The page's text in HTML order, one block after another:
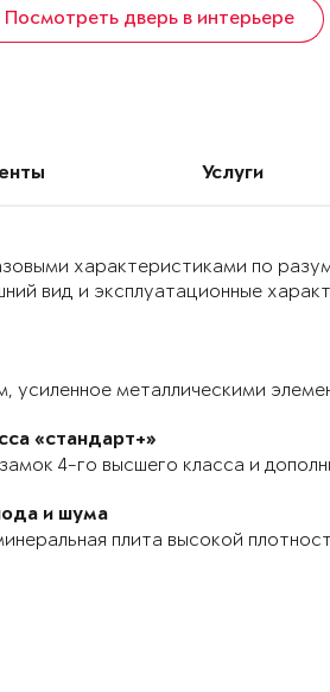
Посмотреть дверь в интерьере
Услуги
характеристиками по
вид и эксплуатационные
усиленное металлическими
«стандарт+»
4-го высшего класса и
и шума
плита высокой